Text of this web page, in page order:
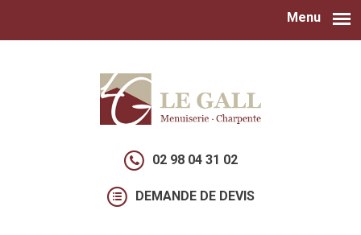
Menu
02 98 04 31 02
DEMANDE DE DEVIS